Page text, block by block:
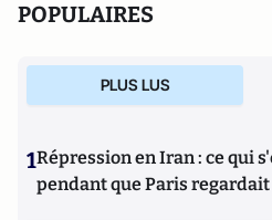
POPULAIRES
PLUS LUS
1Répression en Iran : ce qui
pendant que Paris